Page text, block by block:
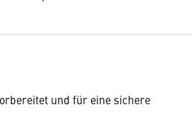
und für eine sichere